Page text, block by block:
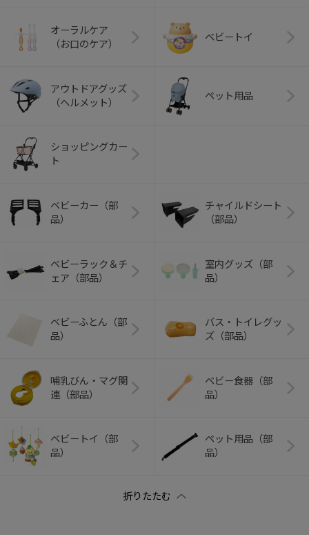
オーラルケア
（お口のケア）
ベビートイ
アウトドアグッズ
（ヘルメット）
ペット用品
ショッピングカー
ト
ベビーカー（部
品）
チャイルドシート
（部品）
ベビーラック＆チ
ェア（部品）
室内グッズ（部
品）
ベビーふとん（部
品）
バス・トイレグッ
ズ（部品）
哺乳びん・マグ関
連（部品）
ベビー食器（部
品）
ベビートイ（部
品）
ペット用品（部
品）